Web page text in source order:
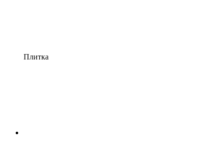
Плитка